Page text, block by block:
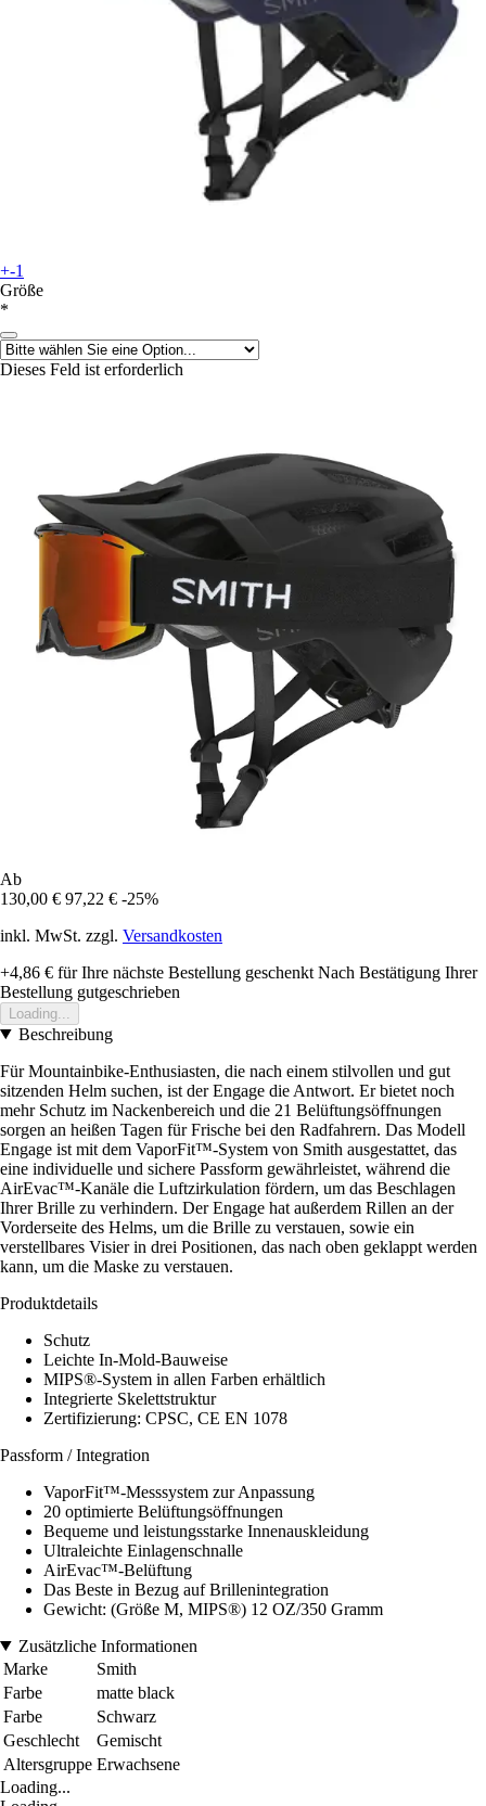
+-1
Größe
*
Dieses Feld ist erforderlich
Ab
130,00 € 97,22 € -25%
inkl. MwSt. zzgl. Versandkosten
+4,86 € für Ihre nächste Bestellung geschenkt Nach Bestätigung Ihrer
Bestellung gutgeschrieben
Loading...
Beschreibung
Für Mountainbike-Enthusiasten, die nach einem stilvollen und gut
sitzenden Helm suchen, ist der Engage die Antwort. Er bietet noch
mehr Schutz im Nackenbereich und die 21 Belüftungsöffnungen
sorgen an heißen Tagen für Frische bei den Radfahrern. Das Modell
Engage ist mit dem VaporFit™-System von Smith ausgestattet, das
eine individuelle und sichere Passform gewährleistet, während die
AirEvac™-Kanäle die Luftzirkulation fördern, um das Beschlagen
Ihrer Brille zu verhindern. Der Engage hat außerdem Rillen an der
Vorderseite des Helms, um die Brille zu verstauen, sowie ein
verstellbares Visier in drei Positionen, das nach oben geklappt werden
kann, um die Maske zu verstauen.
Produktdetails
Schutz
Leichte In-Mold-Bauweise
MIPS®-System in allen Farben erhältlich
Integrierte Skelettstruktur
Zertifizierung: CPSC, CE EN 1078
Passform / Integration
VaporFit™-Messsystem zur Anpassung
20 optimierte Belüftungsöffnungen
Bequeme und leistungsstarke Innenauskleidung
Ultraleichte Einlagenschnalle
AirEvac™-Belüftung
Das Beste in Bezug auf Brillenintegration
Gewicht: (Größe M, MIPS®) 12 OZ/350 Gramm
Zusätzliche Informationen
Marke
Smith
Farbe
matte black
Farbe
Schwarz
Geschlecht
Gemischt
Altersgruppe Erwachsene
Loading...